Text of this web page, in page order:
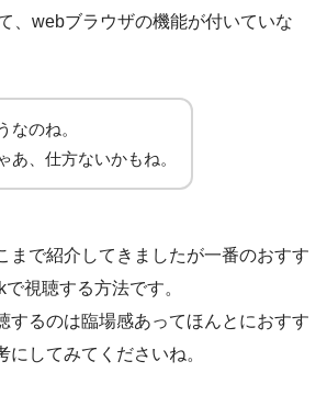
、webブラウザの機能が付いていな
なのね。
あ、仕方ないかもね。
まで紹介してきましたが一番のおすす
視聴する方法です。
するのは臨場感あってほんとにおすす
にしてみてくださいね。